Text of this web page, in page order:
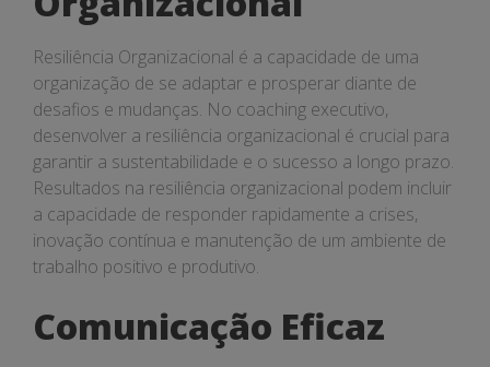
Resiliência Organizacional é a capacidade de uma
organização de se adaptar e prosperar diante de
desafios e mudanças. No coaching executivo,
desenvolver a resiliência organizacional é crucial para
garantir a sustentabilidade e o sucesso a longo prazo.
Resultados na resiliência organizacional podem incluir
a capacidade de responder rapidamente a crises,
inovação contínua e manutenção de um ambiente de
trabalho positivo e produtivo.
Comunicação Eficaz